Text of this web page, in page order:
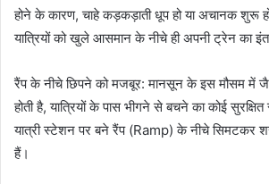
होने के कारण, चाहे कड़कड़ाती धूप हो या अचानक शुरू
यात्रियों को खुले आसमान के नीचे ही अपनी ट्रेन का
रैंप के नीचे छिपने को मजबूर: मानसून के इस मौसम में
होती है, यात्रियों के पास भीगने से बचने का कोई
यात्री स्टेशन पर बने रैंप (Ramp) के नीचे सिमटकर
हैं।